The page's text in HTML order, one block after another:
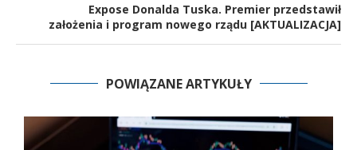
Expose Donalda Tuska. Premier przedstawił
założenia i program nowego rządu [AKTUALIZACJA]
POWIĄZANE ARTYKUŁY